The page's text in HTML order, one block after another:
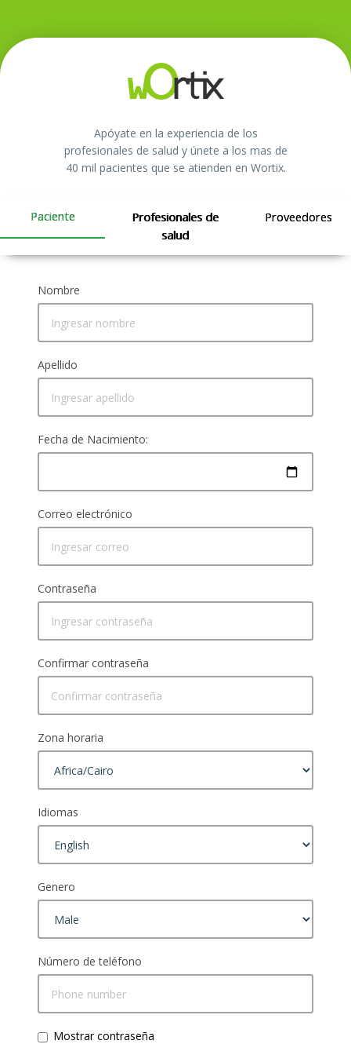
Apóyate en la experiencia de los
profesionales de salud y únete a los mas de
40 mil pacientes que se atienden en Wortix.
Paciente
Profesionales de
salud
Proveedores
Nombre
Apellido
Fecha de Nacimiento:
Correo electrónico
Contraseña
Confirmar contraseña
Zona horaria
Idiomas
Genero
Número de teléfono
Mostrar contraseña